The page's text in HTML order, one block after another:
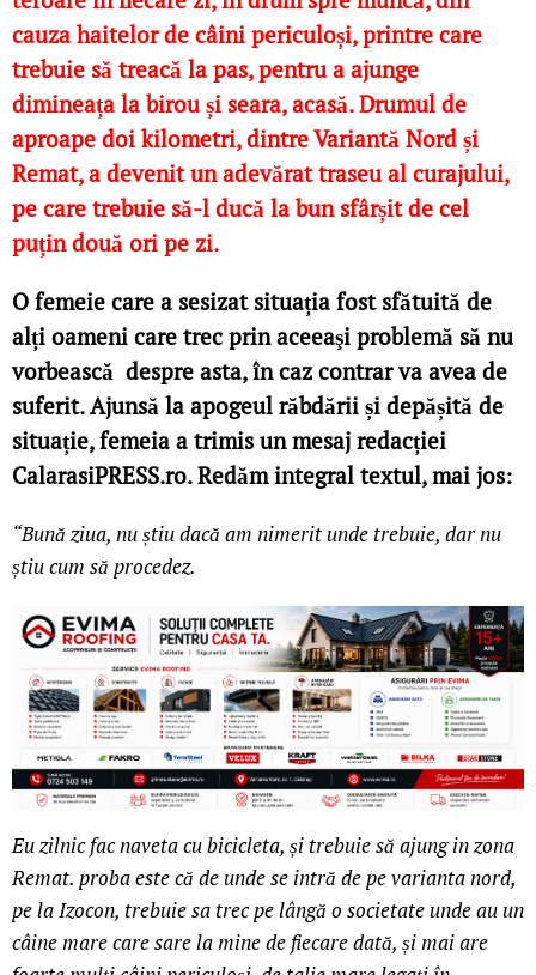
cauza haitelor de câini periculoși, printre care
trebuie să treacă la pas, pentru a ajunge
dimineața la birou și seara, acasă. Drumul de
aproape doi kilometri, dintre Variantă Nord și
Remat, a devenit un adevărat traseu al curajului,
pe care trebuie să-l ducă la bun sfârșit de cel
puțin două ori pe zi.
O femeie care a sesizat situația fost sfătuită de
alți oameni care trec prin aceeaşi problemă să nu
vorbească despre asta, în caz contrar va avea de
suferit.Ajunsă la apogeul răbdării și depășită de
situație, femeia a trimis un mesaj redacției
CalarasiPRESS.ro. Redăm integral textul, mai jos:
“Bună ziua, nu știu dacă am nimerit unde trebuie, dar nu
știu cum să procedez.
Eu zilnic fac naveta cu bicicleta, și trebuie să ajung in zona
Remat. proba este că de unde se intră de pe varianta nord,
pe la Izocon, trebuie sa trec pe lângă o societate unde au un
câine mare care sare la mine de fiecare dată, și mai are